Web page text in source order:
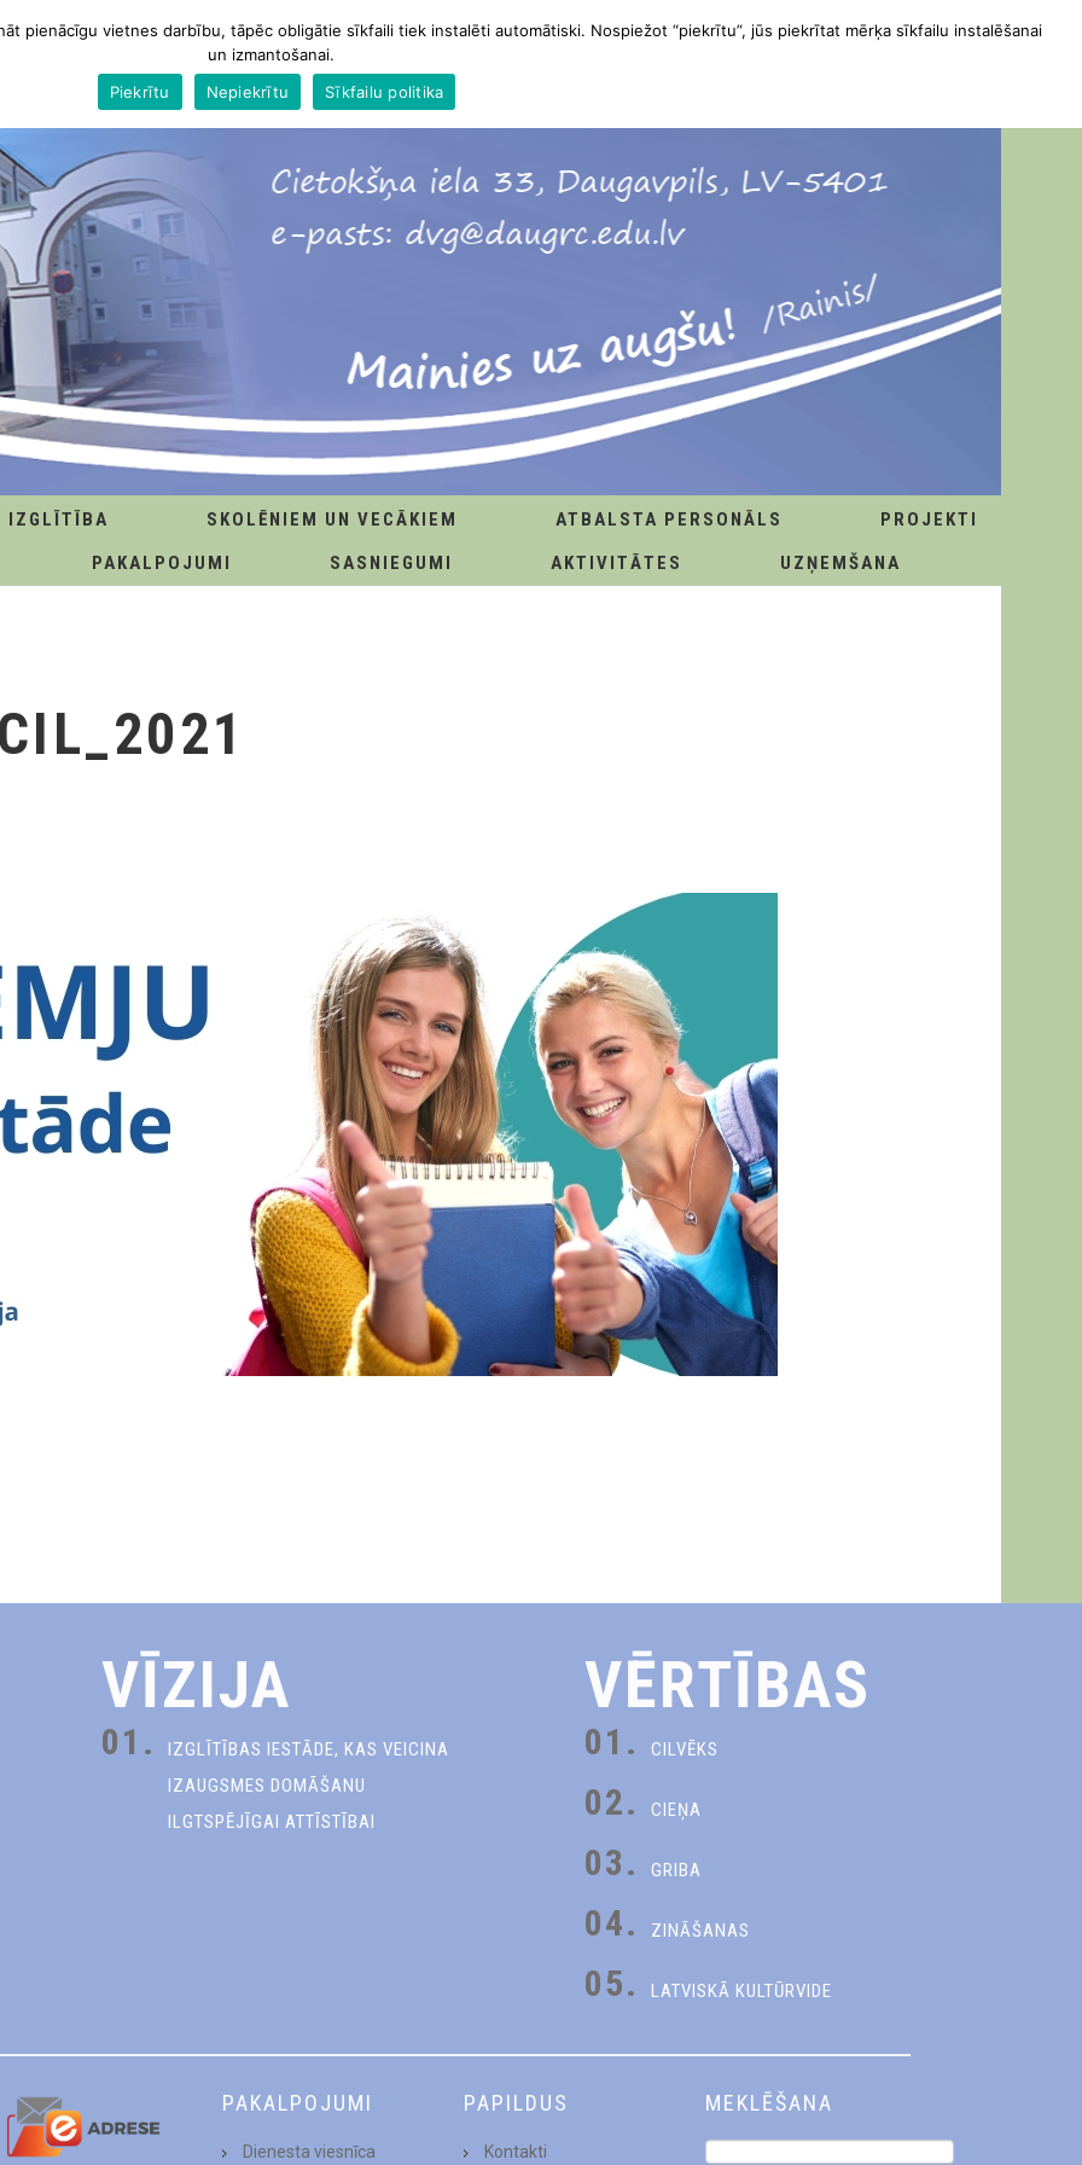
IZGLĪTĪBA SKOLĒNIEM UN VECĀKIEM ATBALSTA PERSONĀLS
PROJEKTI
PAKALPOJUMI
SASNIEGUMI AKTIVITĀTES UZŅEMŠANA
VĪZIJA
01.
IZGLĪTĪBAS IESTĀDE, KAS VEICINA
IZAUGSMES DOMĀŠANU
ILGTSPĒJĪGAI ATTĪSTĪBAI
VĒRTĪBAS
01. CILVĒKS
02. CIEŅA
03. GRIBA
04. ZINĀŠANAS
05. LATVISKĀ KULTŪRVIDE
PAKALPOJUMI
Dienesta viesnīca
PAPILDUS
Kontakti
MEKLĒŠANA
pienācīgu vietnes darbību, tāpēc obligātie sīkfaili tiek instalēti automātiski. Nospiežot “piekrītu”, jūs piekrītat mērķa sīkfailu instalēšanai
un izmantošanai.
Piekrītu
Nepiekrītu Sīkfailu politika